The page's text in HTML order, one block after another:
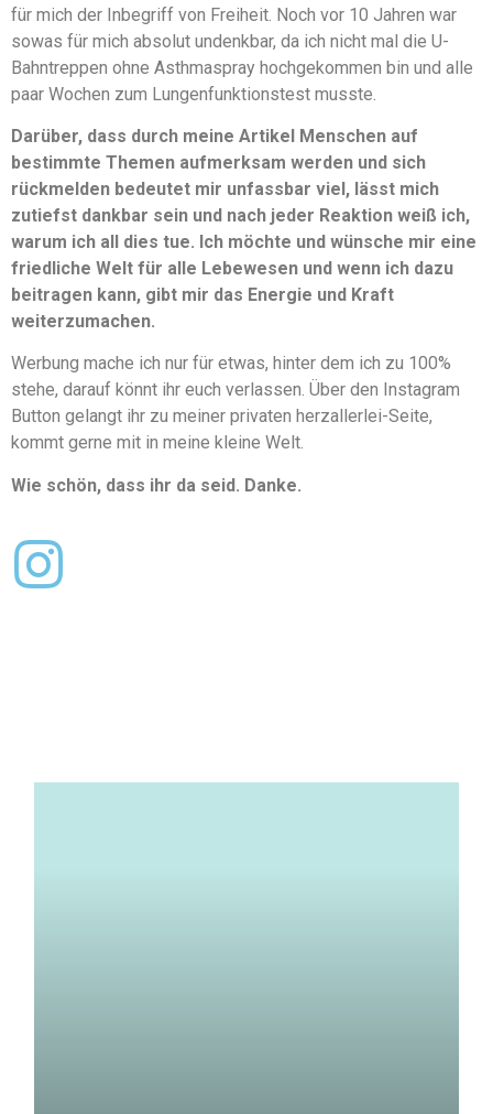
für mich der Inbegriff von Freiheit. Noch vor 10 Jahren war
sowas für mich absolut undenkbar, da ich nicht mal die U-
Bahntreppen ohne Asthmaspray hochgekommen bin und alle
paar Wochen zum Lungenfunktionstest musste.
Darüber, dass durch meine Artikel Menschen auf
bestimmte Themen aufmerksam werden und sich
rückmelden bedeutet mir unfassbar viel, lässt mich
zutiefst dankbar sein und nach jeder Reaktion weiß ich,
warum ich all dies tue. Ich möchte und wünsche mir eine
friedliche Welt für alle Lebewesen und wenn ich dazu
beitragen kann, gibt mir das Energie und Kraft
weiterzumachen.
Werbung mache ich nur für etwas, hinter dem ich zu 100%
stehe, darauf könnt ihr euch verlassen. Über den Instagram
Button gelangt ihr zu meiner privaten herzallerlei-Seite,
kommt gerne mit in meine kleine Welt.
Wie schön, dass ihr da seid. Danke.